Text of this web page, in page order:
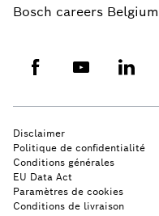
Bosch careers Belgium
Disclaimer
Politique de confidentialité
Conditions générales
EU Data Act
Paramètres de cookies
Conditions de livraison